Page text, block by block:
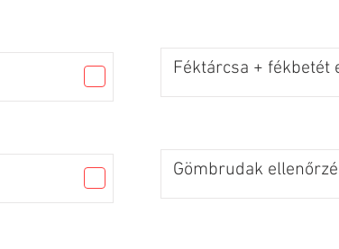
Féktárcsa + fékbetét
Gömbrudak